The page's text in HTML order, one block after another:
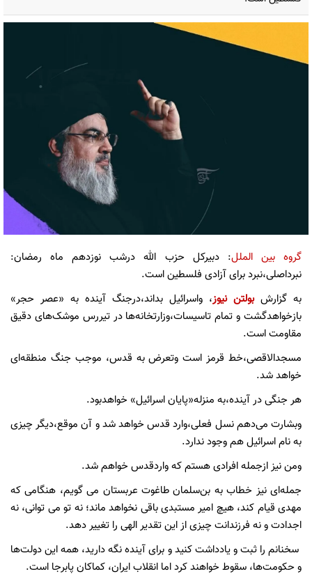
گروه بین الملل: دبیرکل حزب الله درشب نوزدهم ماه رمضان:
نبرداصلی،نبرد برای آزادی فلسطین است.
به گزارشبولتن نیوز، واسرائیل بداند،درجنگ آینده به «عصر حجر»
بازخواهدگشت و تمام تاسیسات،وزارتخانه‌ها در تیررس موشک‌های دقیق
مقاومت است.
مسجدالاقصی،خط قرمز است وتعرض به قدس، موجب جنگ منطقه‌ای
خواهد شد.
هر جنگی در آینده،به منزله«پایان اسرائیل» خواهدبود.
وبشارت می‌دهم نسل فعلی،وارد قدس خواهد شد و آن موقع،دیگر چیزی
به نام اسرائیل هم وجود ندارد.
ومن نیز ازجمله افرادی هستم که واردقدس خواهم شد.
جمله‌ای نیز خطاب به بن‌سلمان طاغوت عربستان می گویم، هنگامی که
مهدی قیام کند، هیچ امیر مستبدی باقی نخواهد ماند؛ نه تو می توانی، نه
اجدادت و نه فرزندانت چیزی از این تقدیر الهی را تغییر دهد.
سخنانم را ثبت و یادداشت کنید و برای آینده نگه دارید، همه این دولت‌ها
و حکومت‌ها، سقوط خواهند کرد اما انقلاب ایران، کماکان پابرجا است.